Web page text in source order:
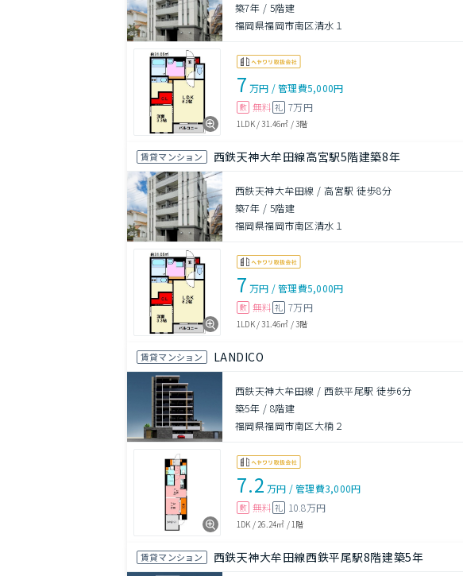
築7年 / 5階建
福岡県福岡市南区清水１
7 万円 /管理費5,000円
敷 無料 礼 7万円
1LDK/31.46㎡ /3階
賃貸マンション 西鉄天神大牟田線高宮駅5階建築8年
西鉄天神大牟田線 / 高宮駅 徒歩8分
築7年 / 5階建
福岡県福岡市南区清水１
7 万円 /管理費5,000円
敷 無料 礼 7万円
1LDK/31.46㎡ /3階
賃貸マンション LANDICO
西鉄天神大牟田線 / 西鉄平尾駅 徒歩6分
築5年 / 8階建
福岡県福岡市南区大楠２
7.2 万円 /管理費3,000円
敷 無料 礼 10.8万円
1DK /26.24㎡ /1階
賃貸マンション 西鉄天神大牟田線西鉄平尾駅8階建築5年